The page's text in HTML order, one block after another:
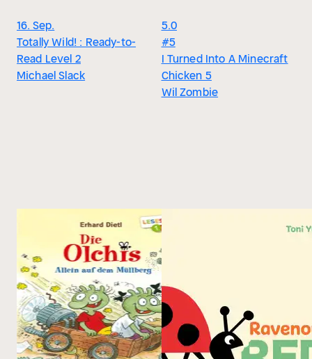
16. Sep.
Totally Wild! : Ready-to-
Read Level 2
Michael Slack
5.0
#5
I Turned Into A Minecraft
Chicken 5
Wil Zombie